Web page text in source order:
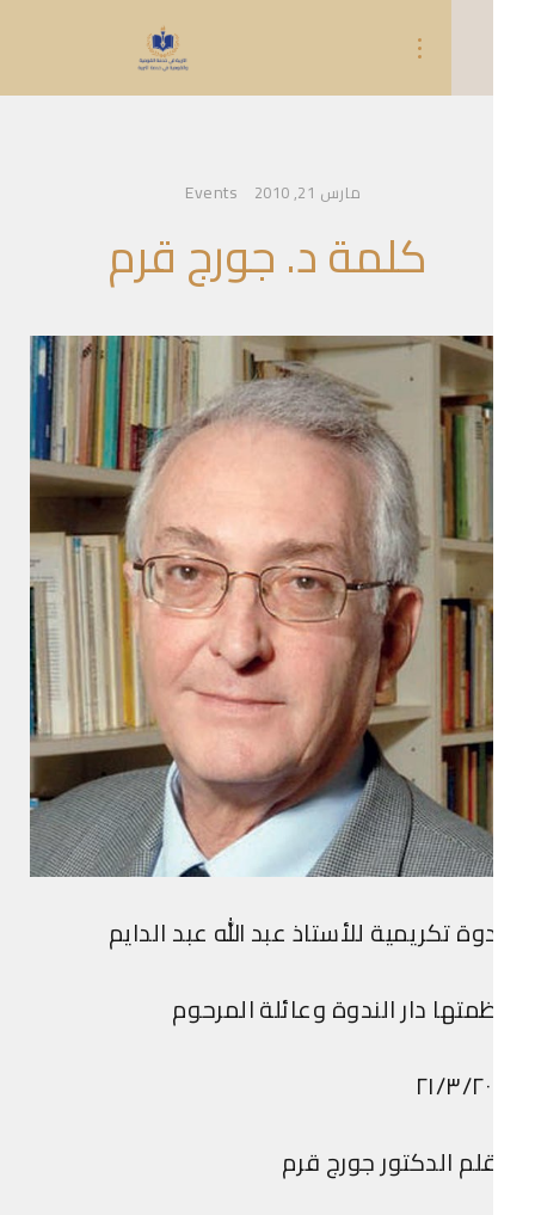
مارس 21, 2010 Events
كلمة د. جورج قرم
تكريمية للأستاذ عبد الله عبد الدايم
دار الندوة وعائلة المرحوم
٣/٢٠١٠
الدكتور جورج قرم